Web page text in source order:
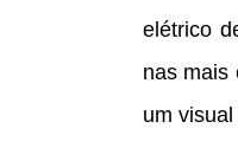
elétrico
nas mais
um